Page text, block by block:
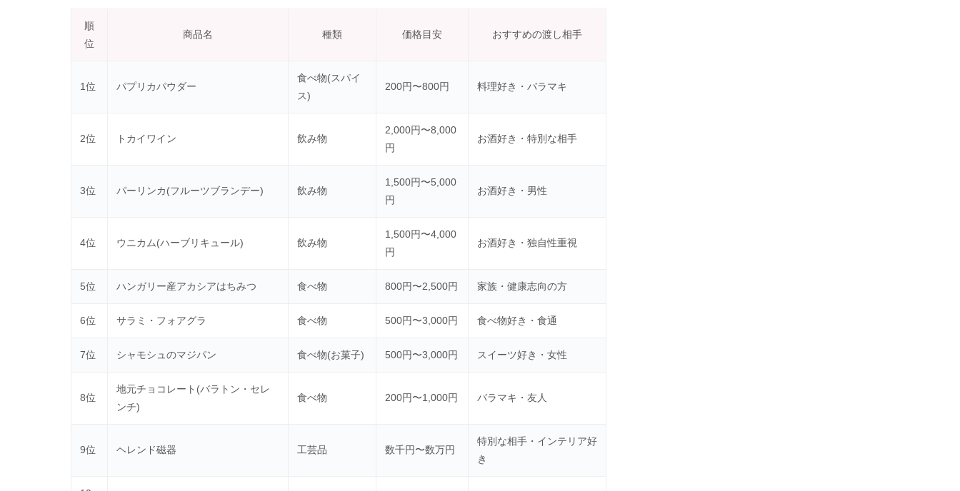
順
位
商品名 種類 価格目安 おすすめの渡し相手
1位 パプリカパウダー
食べ物(スパイ
ス)
200円〜800円 料理好き・バラマキ
2位 トカイワイン 飲み物
2,000円〜8,000
円
お酒好き・特別な相手
3位 パーリンカ(フルーツブランデー) 飲み物
1,500円〜5,000
円
お酒好き・男性
4位 ウニカム(ハーブリキュール) 飲み物
1,500円〜4,000
円
お酒好き・独自性重視
5位 ハンガリー産アカシアはちみつ 食べ物 800円〜2,500円 家族・健康志向の方
6位 サラミ・フォアグラ 食べ物 500円〜3,000円 食べ物好き・食通
7位 シャモシュのマジパン 食べ物(お菓子) 500円〜3,000円 スイーツ好き・女性
8位
地元チョコレート(バラトン・セレ
ンチ)
食べ物 200円〜1,000円 バラマキ・友人
9位 ヘレンド磁器 工芸品 数千円〜数万円
特別な相手・インテリア好
き